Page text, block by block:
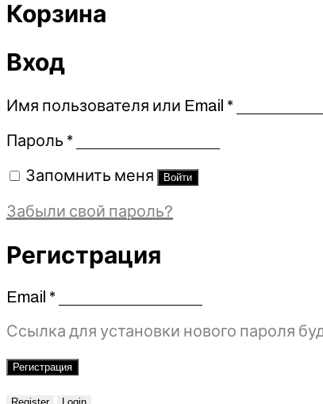
Корзина
Вход
Имя пользователя или Email *
Пароль *Обязательно
Запомнить меня Войти
Забыли свой пароль?
Регистрация
Email *Обязательно
Ссылка для установки нового пароля
Регистрация